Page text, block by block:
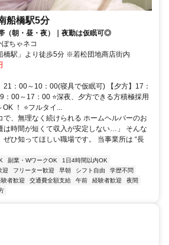
船橋駅5分
（朝・昼・夜）｜夜勤は仮眠可◎
ちゃネコ
橋駅」より徒歩5分 ※若松団地商店街内
21：00～10：00(寝具で仮眠可) 【夕方】17：
00～17：00 ⭐深夜、夕方できる方積極採用
！ ⭐フルタイ...
で、無理なく続けられる ホームヘルパーのお
は時間が短くて収入が安定しない…」 そんな
ぜひ知ってほしい職場です。 当事業所は “長
副業・WワークOK
1日4時間以内OK
迎 フリーター歓迎 早朝 シフト自由
学歴不問
者歓迎 交通費全額支給 午前 経験者歓迎
夜間